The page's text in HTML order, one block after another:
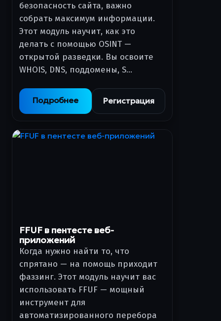
безопасность сайта, важно
собрать максимум информации.
Этот модуль научит, как это
делать с помощью OSINT —
открытой разведки. Вы освоите
WHOIS, DNS, поддомены, S…
Подробнее Регистрация
FFUF в пентесте веб-
приложений
Когда нужно найти то, что
спрятано — на помощь приходит
фаззинг. Этот модуль научит вас
использовать FFUF — мощный
инструмент для
автоматизированного перебора